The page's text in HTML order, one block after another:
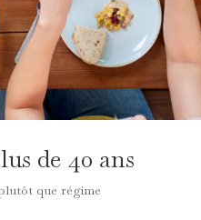
de 40 ans
que régime